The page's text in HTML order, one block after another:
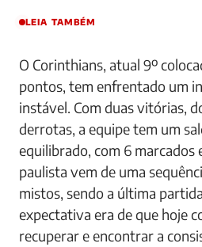
LEIA TAMBÉM
O Corinthians, atual 9º
pontos, tem enfrentado um
instável. Com duas vitórias,
derrotas, a equipe tem um
equilibrado, com 6 marcados
paulista vem de uma
mistos, sendo a última
expectativa era de que hoje
recuperar e encontrar a